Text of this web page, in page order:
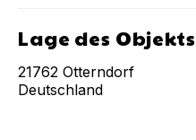
Lage des Objekts
21762 Otterndorf
Deutschland